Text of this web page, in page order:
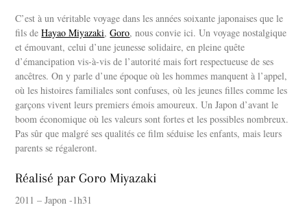
C’est à un véritable voyage dans les années soixante japonaises que le
fils deHayao Miyazaki,Goro, nous convie ici. Un voyage nostalgique
et émouvant, celui d’une jeunesse solidaire, en pleine quête
d’émancipation vis-à-vis de l’autorité mais fort respectueuse de ses
ancêtres. On y parle d’une époque où les hommes manquent à l’appel,
où les histoires familiales sont confuses, où les jeunes filles comme les
garçons vivent leurs premiers émois amoureux. Un Japon d’avant le
boom économique où les valeurs sont fortes et les possibles nombreux.
Pas sûr que malgré ses qualités ce film séduise les enfants, mais leurs
parents se régaleront.
Réalisé par Goro Miyazaki
2011 – Japon -1h31